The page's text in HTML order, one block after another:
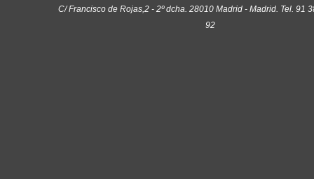
C/ Francisco de Rojas,2 - 2º dcha. 28010 Madrid - Madrid. Tel. 91
92